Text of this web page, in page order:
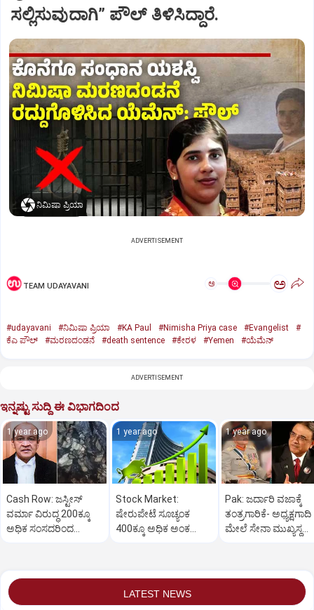
ಸಲ್ಲಿಸುವುದಾಗಿ” ಪೌಲ್‌ ತಿಳಿಸಿದ್ದಾರೆ.
ನಿಮಿಷಾ ಪ್ರಿಯಾ
ADVERTISEMENT
TEAM UDAYAVANI ಅ ಅ
#udayavani #ನಿಮಿಷಾ ಪ್ರಿಯಾ #KA Paul #Nimisha Priya case #Evangelist
#
ಕೆಎ ಪೌಲ್
#ಮರಣದಂಡನೆ #death sentence #ಕೇರಳ #Yemen #ಯೆಮೆನ್‌
ADVERTISEMENT
ಇನ್ನಷ್ಟು ಸುದ್ದಿ ಈ ವಿಭಾಗದಿಂದ
1 year ago
Cash Row: ಜಸ್ಟೀಸ್‌
ವರ್ಮಾ ವಿರುದ್ಧ 200ಕ್ಕೂ
ಅಧಿಕ ಸಂಸದರಿಂದ
1 year ago
Stock Market:
ಷೇರುಪೇಟೆ ಸೂಚ್ಯಂಕ
400ಕ್ಕೂ ಅಧಿಕ ಅಂಕ
1 year ago
Pak: ಜರ್ದಾರಿ ವಜಾಕ್ಕೆ
ತಂತ್ರಗಾರಿಕೆ- ಅಧ್ಯಕ್ಷಗಾದಿ
ಮೇಲೆ ಸೇನಾ ಮುಖ್ಯಸ್ಥ
LATEST NEWS